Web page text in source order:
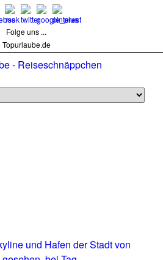
Folge uns ...
Topurlaube.de